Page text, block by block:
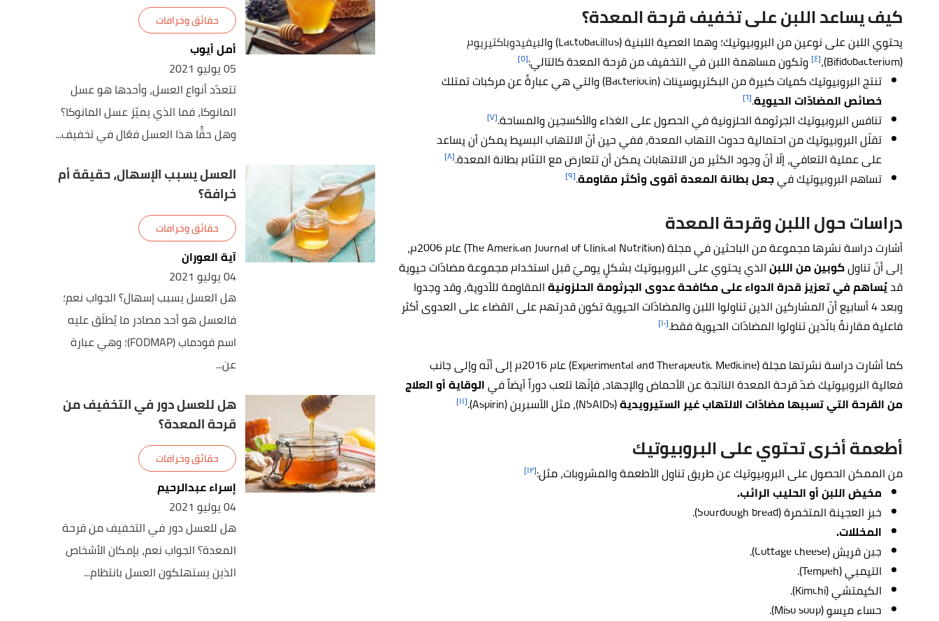
كيف يساعد اللبن على تخفيف قرحة المعدة؟
يحتوي اللبن على نوعين من البروبيوتيك؛ وهما العصية اللبنية (Lactobacillus) وال
بيفيدوباكتيريوم
(Bifidobacterium)،
[٤] وتكون مساهمة اللبن في التخفيف من قرحة المعدة كالتالي:[٥]
تنتج البروبيوتيك كميات كبيرة من البكتريوسينات (Bacteriocin) والتي هي عبارةٌ عن مركبات تمتلك
خصائص المضادّات الحيوية.[٦]
تنافس البروبيوتيك الجرثومة الحلزونية في الحصول على الغذاء والأكسجين والمساحة.[٧]
تقلّل البروبيوتيك من احتمالية حدوث التهاب المعدة، ففي حين أنّ الالتهاب البسيط يمكن أن يساعد
على عملية التعافي، إلّا أنّ وجود الكثير من الالتهابات يمكن أن تتعارض مع التئام بطانة المعدة.[٨]
تساهم البروبيوتيك فيجعل بطانة المعدة أقوى وأكثر مقاومة.[٩]
دراسات حول اللبن وقرحة المعدة
أشارت دراسة نشرها مجموعة من الباحثين في مجلة (The American Journal of Clinical Nutrition) عام 2006م،
إلى أنّ تناولكوبين من اللبنالذي يحتوي على البروبيوتيك بشكلٍ يوميّ قبل استخدام مجموعة مضادّات حيوية
قديُساهم في تعزيز قدرة الدواء على مكافحة عدوى الجرثومة الحلزونيةالمقاومة للأدوية، وقد وجدوا
وبعد 4 أسابيع أنّ المشاركين الذين تناولوا اللبن والمضادّات الحيوية تكون قدرتهم على القضاء على العدوى أكثر
فاعلية مقارنةً بالّذين تناولوا المضادّات الحيوية فقط.[١٠]
كما أشارت دراسة نشرتها مجلة (Experimental and Therapeutic Medicine) عام 2016م إلى أنّه وإلى جانب
فعالية البروبيوتيك ضدّ قرحة المعدة الناتجة عن الأحماض والإجهاد، فإنّها تلعب دوراً أيضاً فيالوقاية أو العلاج
من القرحة التي تسببها مضادّات الالتهاب غير الستيرويدية(NSAIDs)، مثل الأسبرين (Aspirin). [١١]
أطعمة أخرى تحتوي على البروبيوتيك
من الممكن الحصول على البروبيوتيك عن طريق تناول الأطعمة والمشروبات، مثل:[١٢]
مخيض اللبن أو الحليب الرائب.
خبز العجينة المتخمرة (Sourdough bread).
المخللات.
جبن قريش (Cottage cheese).
التيمبي (Tempeh).
الكيمتشي (Kimchi).
حساء ميسو (Miso soup).
حقائق وخرافات
أمل أيوب
05 يوليو 2021
تتعدّد أنواع العسل، وأحدها هو عسل
المانوكا، فما الذي يميّز عسل المانوكا؟
وهل حقًّا هذا العسل فعّال في تخفيف...
العسل يسبب الإسهال، حقيقة أم
خرافة؟
حقائق وخرافات
آية العوران
04 يوليو 2021
هل العسل يسبب إسهال؟ الجواب نعم؛
فالعسل هو أحد مصادر ما يُطلَق عليه
اسم فودماب (FODMAP)؛ وهي عبارة
عن...
هل للعسل دور في التخفيف من
قرحة المعدة؟
حقائق وخرافات
إسراء عبدالرحيم
04 يوليو 2021
هل للعسل دور في التخفيف من قرحة
المعدة؟ الجواب نعم، بإمكان الأشخاص
الذين يستهلكون العسل بانتظام...